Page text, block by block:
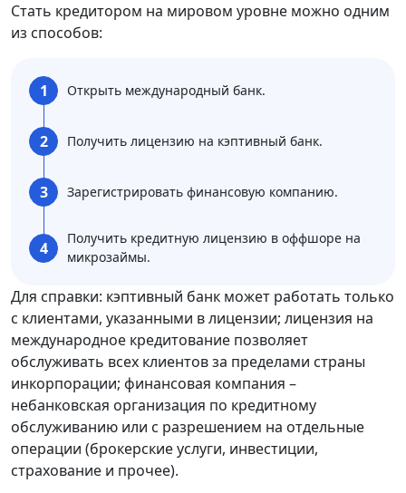
Стать кредитором на мировом уровне можно одним
из способов:
1 Открыть международный банк.
2 Получить лицензию на кэптивный банк.
3 Зарегистрировать финансовую компанию.
4
Получить кредитную лицензию в оффшоре на
микрозаймы.
Для справки: кэптивный банк может работать только
с клиентами, указанными в лицензии; лицензия на
международное кредитование позволяет
обслуживать всех клиентов за пределами страны
инкорпорации; финансовая компания –
небанковская организация по кредитному
обслуживанию или с разрешением на отдельные
операции (брокерские услуги, инвестиции,
страхование и прочее).